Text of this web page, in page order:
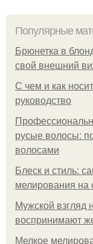
Популярные
Брюнетка в
свой внешний
С чем и как
руководство
русые волосы:
волосами
Блеск и стиль:
мелирования на
Мужской взгляд
воспринимают
Мелкое